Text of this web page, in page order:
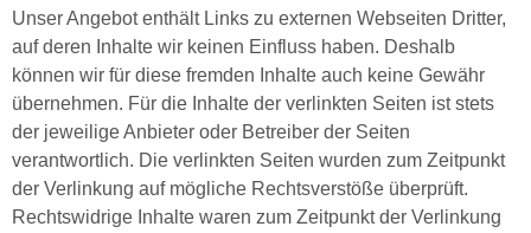
Unser Angebot enthält Links zu externen Webseiten Dritter,
auf deren Inhalte wir keinen Einfluss haben. Deshalb
können wir für diese fremden Inhalte auch keine Gewähr
übernehmen. Für die Inhalte der verlinkten Seiten ist stets
der jeweilige Anbieter oder Betreiber der Seiten
verantwortlich. Die verlinkten Seiten wurden zum Zeitpunkt
der Verlinkung auf mögliche Rechtsverstöße überprüft.
Rechtswidrige Inhalte waren zum Zeitpunkt der Verlinkung